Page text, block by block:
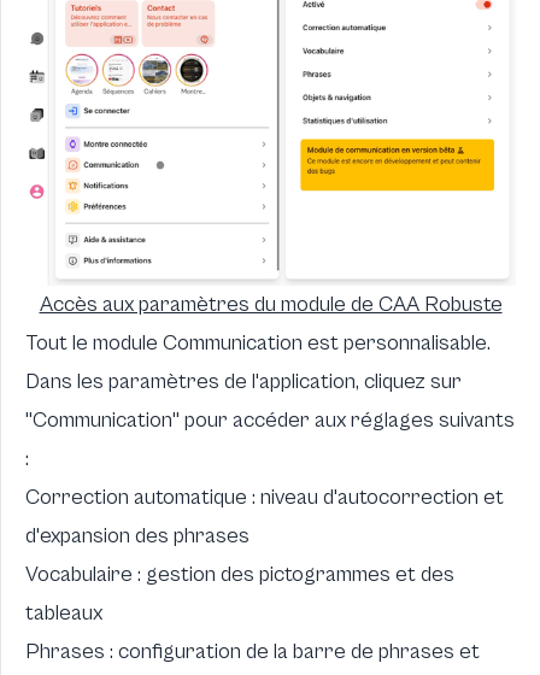
Accès aux paramètres du module de CAA Robuste
Tout le module Communication est personnalisable.
Dans les paramètres de l'application, cliquez sur
"Communication" pour accéder aux réglages suivants
:
Correction automatique : niveau d'autocorrection et
d'expansion des phrases
Vocabulaire : gestion des pictogrammes et des
tableaux
Phrases : configuration de la barre de phrases et